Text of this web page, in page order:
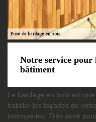
Notre service pour
bâtiment
Le bardage en bois est
habiller les façades de
intempéries. Très aimé